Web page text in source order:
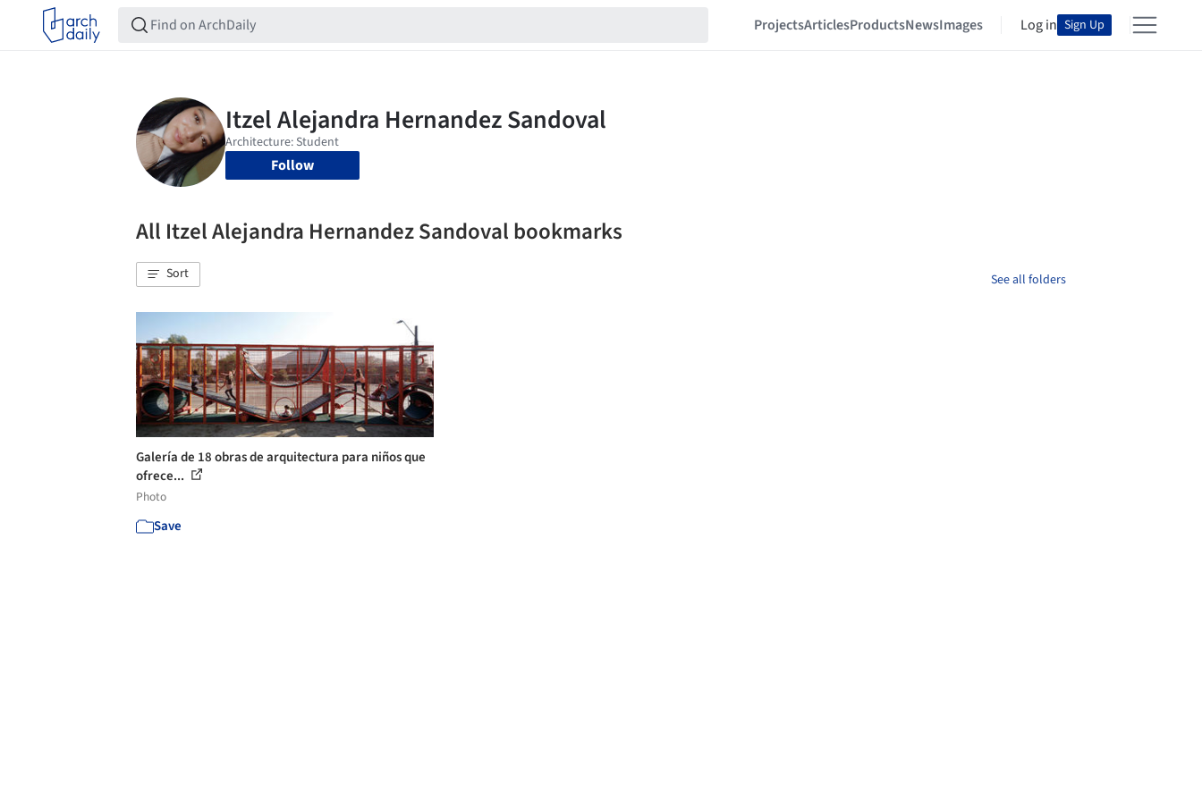
ProjectsArticlesProductsNewsImages Log in Sign Up
Follow
All Itzel Alejandra Hernandez Sandoval bookmarks
Sort See all folders
Galería de 18 obras de arquitectura para niños que
ofrece...
Photo
Save